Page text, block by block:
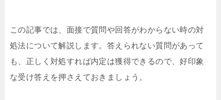
この記事では、面接で質問や回答がわからない時の対
処法について解説します。答えられない質問があって
も、正しく対処すれば内定は獲得できるので、好印象
な受け答えを押さえておきましょう。